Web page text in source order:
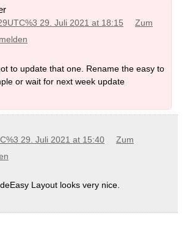
29. Juli 2021 at 18:15
Zum
to update that one. Rename the easy to
or wait for next week update
29. Juli 2021 at 15:40
Zum
Layout looks very nice.